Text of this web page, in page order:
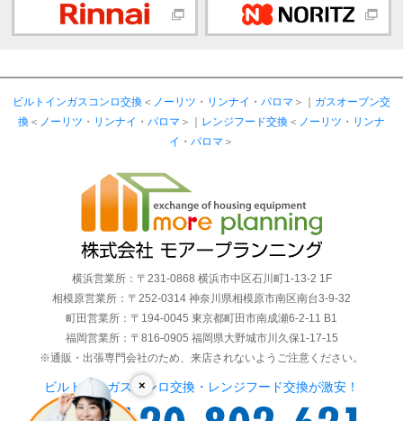
×
ビルトインガスコンロ交換 ＜ ノーリツ ・ リンナイ ・ パロマ ＞｜ ガスオーブン交
換 ＜ ノーリツ ・ リンナイ ・ パロマ ＞｜ レンジフード交換 ＜ ノーリツ ・ リンナ
イ ・ パロマ ＞
横浜営業所：〒231-0868 横浜市中区石川町1-13-2 1F
相模原営業所：〒252-0314 神奈川県相模原市南区南台3-9-32
町田営業所：〒194-0045 東京都町田市南成瀬6-2-11 B1
福岡営業所：〒816-0905 福岡県大野城市川久保1-17-15
※通販・出張専門会社のため、来店されないようご注意ください。
ビルトインガスコンロ交換・レンジフード交換が激安！